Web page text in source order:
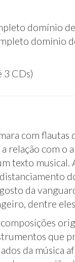
domínio
domínio
3 CDs)
com
a relação com
texto musical.
da
dentre
que
da música